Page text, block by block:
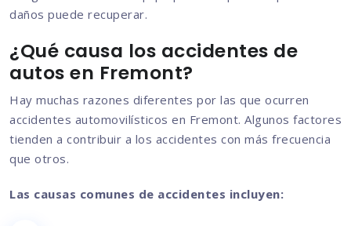
daños puede recuperar.
¿Qué causa los accidentes de
autos en Fremont?
Hay muchas razones diferentes por las que ocurren
accidentes automovilísticos en Fremont. Algunos factores
tienden a contribuir a los accidentes con más frecuencia
que otros.
Las causas comunes de accidentes incluyen: